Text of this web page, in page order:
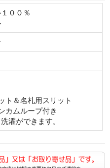
００％
ト＆名札用スリット
カムループ付き
濯ができます。